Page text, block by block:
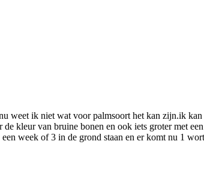
weet ik niet wat voor palmsoort het kan zijn.ik
kleur van bruine bonen en ook iets groter met
week of 3 in de grond staan en er komt nu 1